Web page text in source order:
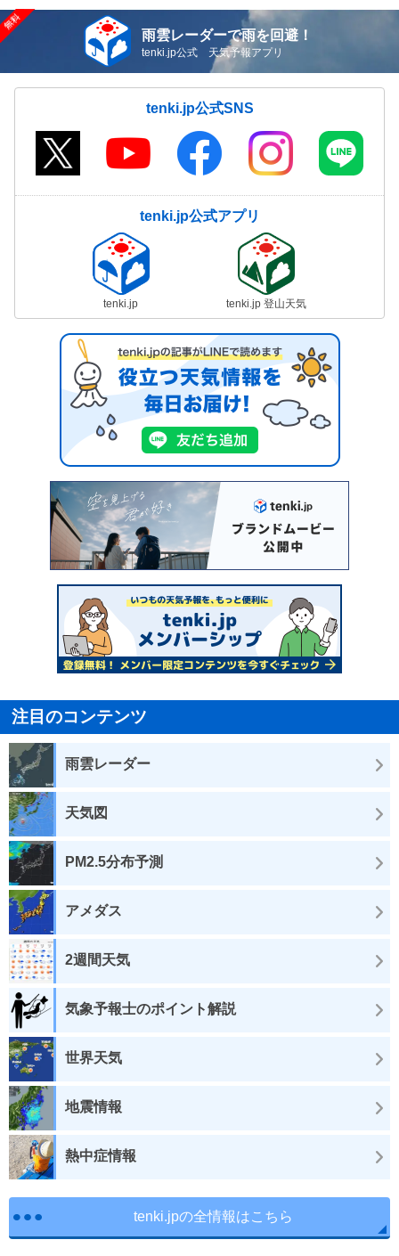
雨雲レーダーで雨を回避！
tenki.jp公式 天気予報アプリ
tenki.jp公式SNS
tenki.jp公式アプリ
tenki.jp tenki.jp 登山天気
注目のコンテンツ
雨雲レーダー
天気図
PM2.5分布予測
アメダス
2週間天気
気象予報士のポイント解説
世界天気
地震情報
熱中症情報
tenki.jpの全情報はこちら